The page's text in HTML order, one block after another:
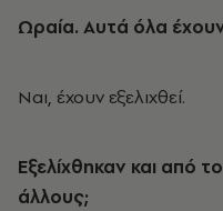
Ωραία. Αυτά όλα
Ναι, έχουν εξελιχθεί.
Εξελίχθηκαν και από
άλλους;